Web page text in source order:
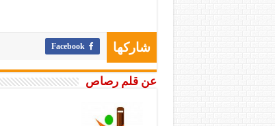
شاركها Facebook
عن قلم رصاص